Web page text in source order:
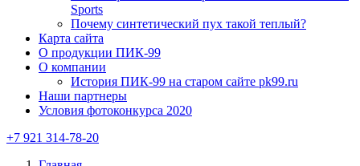
Sports
Почему синтетический пух такой теплый?
Карта сайта
О продукции ПИК-99
О компании
История ПИК-99 на старом сайте pk99.ru
Наши партнеры
Условия фотоконкурса 2020
+7 921 314-78-20